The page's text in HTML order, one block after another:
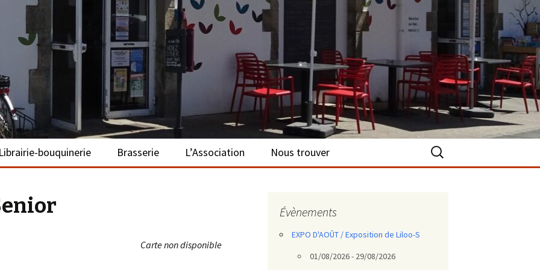
La Turballe
Librairie-bouquinerie
Brasserie
L’Association
Nous trouver Rechercher :
Carte non disponible
Évènements
EXPO D'AOÛT / Exposition de Liloo-S
01/08/2026 - 29/08/2026